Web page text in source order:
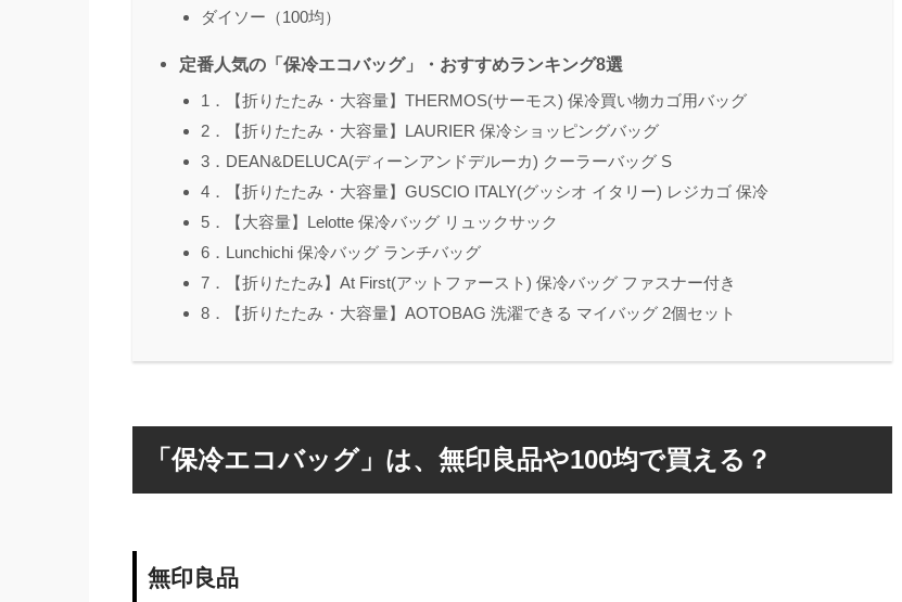
ダイソー（100均）
定番人気の「保冷エコバッグ」・おすすめランキング8選
1．【折りたたみ・大容量】THERMOS(サーモス) 保冷買い物カゴ用バッグ
2．【折りたたみ・大容量】LAURIER 保冷ショッピングバッグ
3．DEAN&DELUCA(ディーンアンドデルーカ) クーラーバッグ S
4．【折りたたみ・大容量】GUSCIO ITALY(グッシオ イタリー) レジカゴ 保冷
5．【大容量】Lelotte 保冷バッグ リュックサック
6．Lunchichi 保冷バッグ ランチバッグ
7．【折りたたみ】At First(アットファースト) 保冷バッグ ファスナー付き
8．【折りたたみ・大容量】AOTOBAG 洗濯できる マイバッグ 2個セット
「保冷エコバッグ」は、無印良品や100均で買える？
無印良品